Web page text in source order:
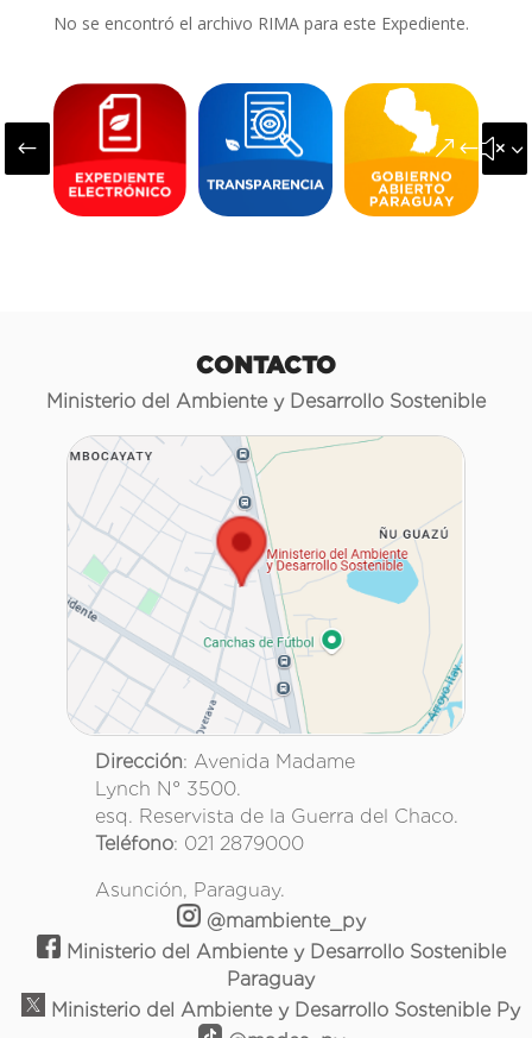
No se encontró el archivo RIMA para este Expediente.
#
CONTACTO
Ministerio del Ambiente y Desarrollo Sostenible
Dirección: Avenida Madame
Lynch N° 3500.
esq. Reservista de la Guerra del Chaco.
Teléfono: 021 2879000
Asunción, Paraguay.
@mambiente_py
Ministerio del Ambiente y Desarrollo Sostenible
Paraguay
Ministerio del Ambiente y Desarrollo Sostenible Py